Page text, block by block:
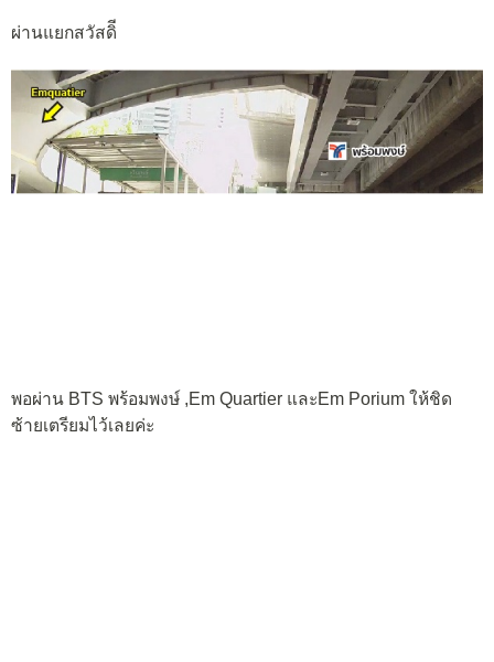
ผ่านแยกสวัสดิี
พอผ่าน BTS พร้อมพงษ์ ,Em Quartier และEm Porium ให้ชิด
ซ้ายเตรียมไว้เลยค่ะ